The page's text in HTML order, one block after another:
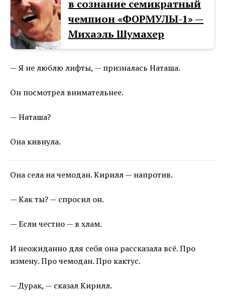
в сознание семикратный
чемпион «ФОРМУЛЫ-1» —
Михаэль Шумахер
— Я не люблю лифты, — призналась Наташа.
Он посмотрел внимательнее.
— Наташа?
Она кивнула.
Она села на чемодан. Кирилл — напротив.
— Как ты? — спросил он.
— Если честно — в хлам.
И неожиданно для себя она рассказала всё. Про
измену. Про чемодан. Про кактус.
— Дурак, — сказал Кирилл.